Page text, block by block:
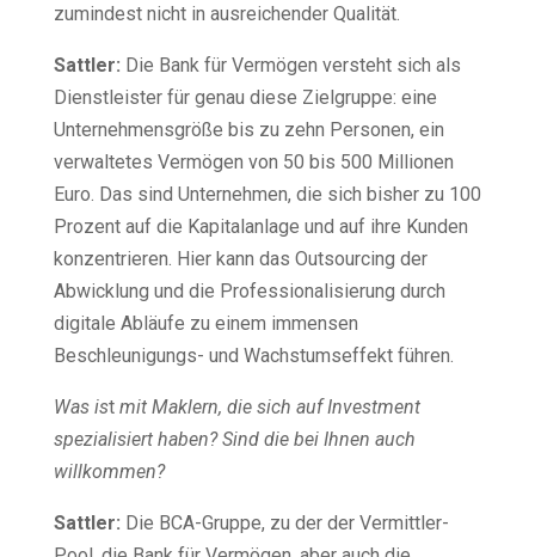
zumindest nicht in ausreichender Qualität.
Sattler: Die Bank für Vermögen versteht sich als
Dienstleister für genau diese Zielgruppe: eine
Unternehmensgröße bis zu zehn Personen, ein
verwaltetes Vermögen von 50 bis 500 Millionen
Euro. Das sind Unternehmen, die sich bisher zu 100
Prozent auf die Kapitalanlage und auf ihre Kunden
konzentrieren. Hier kann das Outsourcing der
Abwicklung und die Professionalisierung durch
digitale Abläufe zu einem immensen
Beschleunigungs- und Wachstumseffekt führen.
Was ist mit Maklern, die sich auf Investment
spezialisiert haben? Sind die bei Ihnen auch
willkommen?
Sattler: Die BCA-Gruppe, zu der der Vermittler-